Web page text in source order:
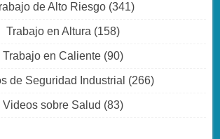
de Alto Riesgo(341)
Trabajo en Altura (158)
Trabajo en Caliente (90)
de Seguridad Industrial (266)
Videos sobre Salud (83)